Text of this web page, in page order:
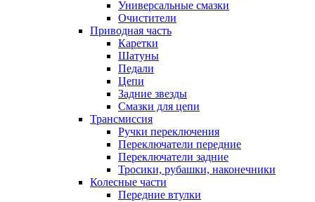
Универсальные смазки
Очистители
Приводная часть
Каретки
Шатуны
Педали
Цепи
Задние звезды
Смазки для цепи
Трансмиссия
Ручки переключения
Переключатели передние
Переключатели задние
Тросики, рубашки, наконечники
Колесные части
Передние втулки